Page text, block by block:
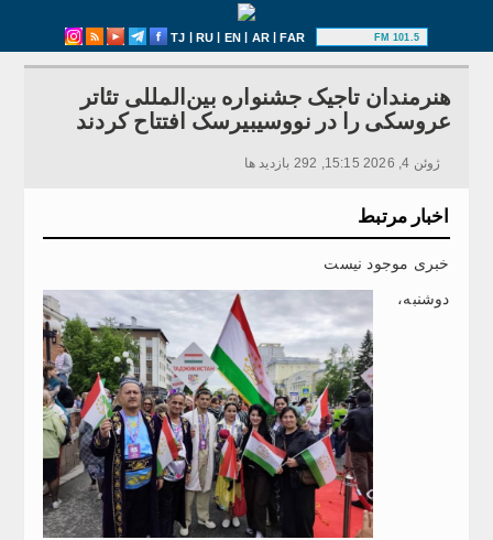
TJ | RU | EN | AR|FAR 101.5 FM
هنرمندان تاجیک جشنواره بین‌المللی تئاتر
عروسکی را در نووسیبیرسک افتتاح کردند
ژوئن 4, 2026 15:15, 292 بازدید ها
اخبار مرتبط
خبری موجود نیست
دوشنبه،